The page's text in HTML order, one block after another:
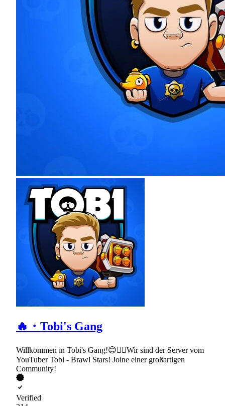
🔥・Tobi's Gang
Willkommen in Tobi's Gang!😊✌🏻Wir sind der Server vom
YouTuber Tobi - Brawl Stars! Joine einer großartigen
Community!
Verified